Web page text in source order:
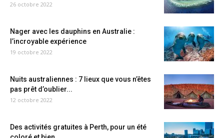
26 octobre 2022
Nager avec les dauphins en Australie :
l’incroyable expérience
19 octobre 2022
Nuits australiennes : 7 lieux que vous n’êtes
pas prêt d’oublier...
12 octobre 2022
Des activités gratuites à Perth, pour un été